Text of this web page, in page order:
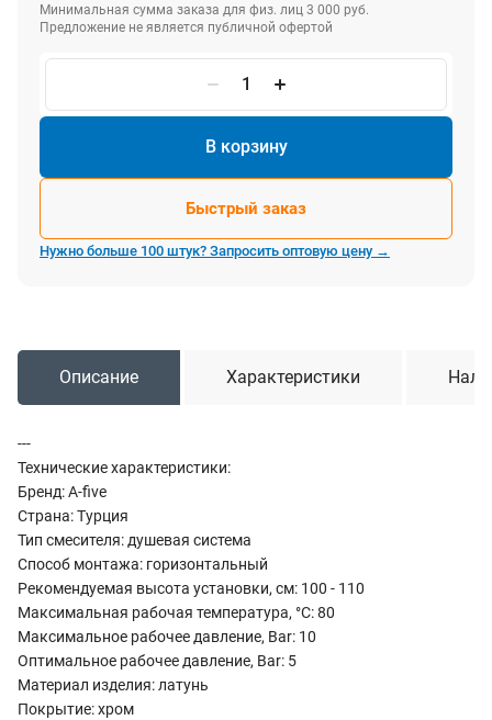
Минимальная сумма заказа для физ. лиц 3 000 руб.
Предложение не является публичной офертой
В корзину
Быстрый заказ
Нужно больше 100 штук? Запросить оптовую цену →
Описание Характеристики
---
Технические характеристики:
Бренд: A-five
Страна: Турция
Тип смесителя: душевая система
Способ монтажа: горизонтальный
Рекомендуемая высота установки, см: 100 - 110
Максимальная рабочая температура, °C: 80
Максимальное рабочее давление, Bar: 10
Оптимальное рабочее давление, Bar: 5
Материал изделия: латунь
Покрытие: хром